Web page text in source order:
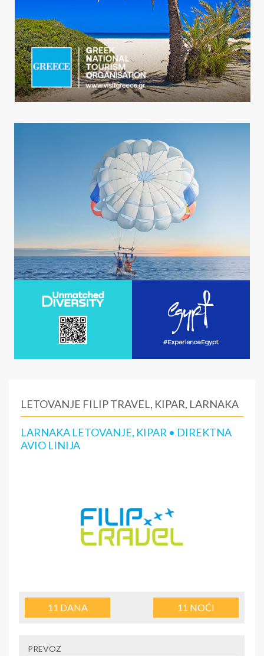
LETOVANJE FILIP TRAVEL, KIPAR, LARNAKA
LARNAKA LETOVANJE, KIPAR • DIREKTNA
AVIO LINIJA
11 DANA 11 NOĆI
PREVOZ